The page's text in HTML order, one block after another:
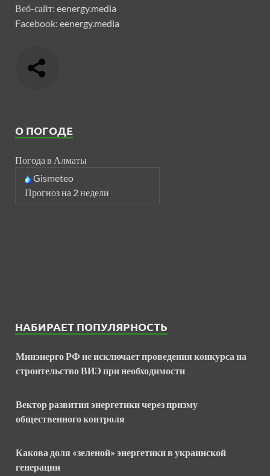
Веб-сайт: eenergy.media
Facebook: eenergy.media
О ПОГОДЕ
Погода в Алматы
Gismeteo
Прогноз на 2 недели
НАБИРАЕТ ПОПУЛЯРНОСТЬ
Минэнерго РФ не исключает проведения конкурса на
строительство ВИЭ при необходимости
Вектор развития энергетики через призму
общественного контроля
Какова доля «зеленой» энергетики в украинской
генерации